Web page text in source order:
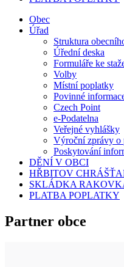
Obec
Úřad
Struktura
Úřední deska
Formuláře ke
Volby
Místní poplatky
Povinné
Czech Point
e-Podatelna
Veřejné vyhlášky
Výroční zprávy o
Poskytování
DĚNÍ V OBCI
HŘBITOV
SKLÁDKA
PLATBA POPLATKY
Partner obce